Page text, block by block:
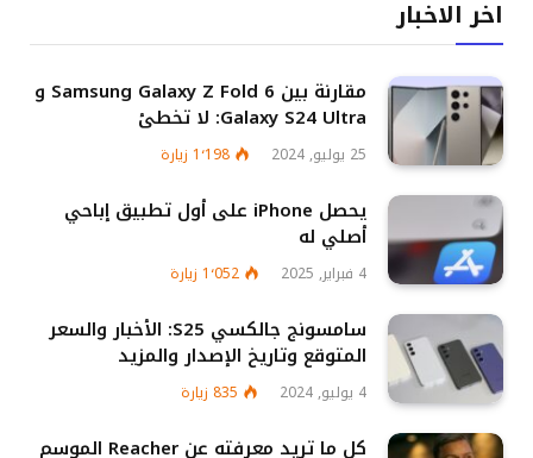
اخر الاخبار
مقارنة بين Samsung Galaxy Z Fold 6 و
Galaxy S24 Ultra: لا تخطئ
25 يوليو, 2024 1٬198 زيارة
يحصل iPhone على أول تطبيق إباحي
أصلي له
4 فبراير, 2025 1٬052 زيارة
سامسونج جالكسي S25: الأخبار والسعر
المتوقع وتاريخ الإصدار والمزيد
4 يوليو, 2024 835 زيارة
كل ما تريد معرفته عن Reacher الموسم